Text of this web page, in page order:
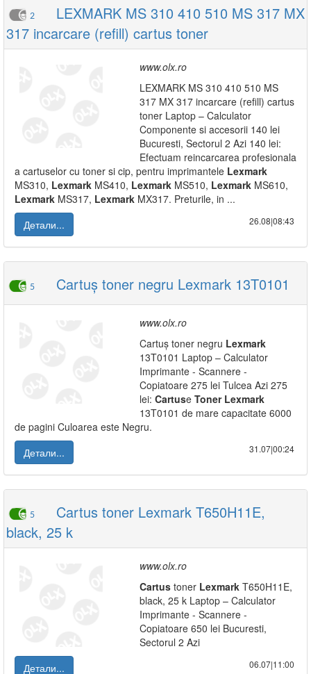
2
LEXMARK MS 310 410 510 MS 317 MX
317 incarcare (refill) cartus toner
www.olx.ro
LEXMARK MS 310 410 510 MS
317 MX 317 incarcare (refill) cartus
toner Laptop – Calculator
Componente si accesorii 140 lei
Bucuresti, Sectorul 2 Azi 140 lei:
Efectuam reincarcarea profesionala
a cartuselor cu toner si cip, pentru imprimantele Lexmark
MS310, Lexmark MS410, Lexmark MS510, Lexmark MS610,
Lexmark MS317, Lexmark MX317. Preturile, in ...
Детали...
26.08|08:43
5 Cartuș toner negru Lexmark 13T0101
www.olx.ro
Cartuș toner negru Lexmark
13T0101 Laptop – Calculator
Imprimante - Scannere -
Copiatoare 275 lei Tulcea Azi 275
lei: Cartuse Toner Lexmark
13T0101 de mare capacitate 6000
de pagini Culoarea este Negru.
Детали...
31.07|00:24
5
Cartus toner Lexmark T650H11E,
black, 25 k
www.olx.ro
Cartus toner Lexmark T650H11E,
black, 25 k Laptop – Calculator
Imprimante - Scannere -
Copiatoare 650 lei Bucuresti,
Sectorul 2 Azi
Детали...
06.07|11:00